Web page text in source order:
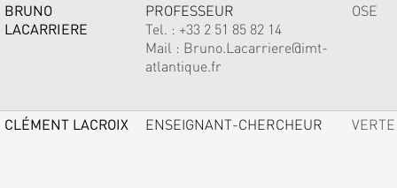
BRUNO
LACARRIERE
PROFESSEUR
Tel. : +33 2 51 85 82 14
Mail : Bruno.Lacarriere@imt-
atlantique.fr
OSE
CLÉMENT LACROIX ENSEIGNANT-CHERCHEUR VERTE